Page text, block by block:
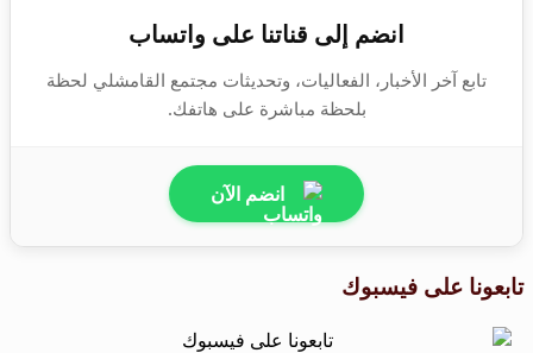
انضم إلى قناتنا على واتساب
تابع آخر الأخبار، الفعاليات، وتحديثات مجتمع القامشلي لحظة
بلحظة مباشرة على هاتفك.
انضم الآن
تابعونا على فيسبوك